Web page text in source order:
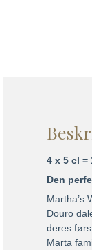
4 x 5 cl =
Den
Martha’s
Douro
deres
Marta